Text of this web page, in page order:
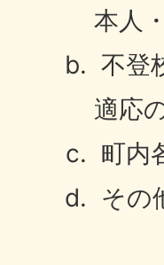
本人
不登
適応
町内
その